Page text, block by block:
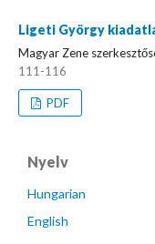
Ligeti György
Magyar Zene
111-116
PDF
Nyelv
Hungarian
English